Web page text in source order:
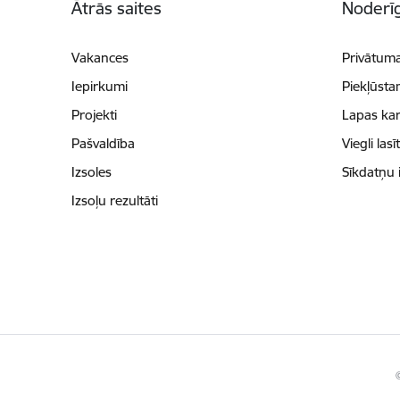
Ātrās saites
Vakances
Iepirkumi
Projekti
Pašvaldība
Izsoles
Izsoļu rezultāti
Lapas
Viegli lasīt
Sīkdatņu